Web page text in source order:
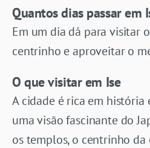
Quantos dias passar em
Em um dia dá para visitar
centrinho e aproveitar o
O que visitar em Ise
A cidade é rica em história
uma visão fascinante do
os templos, o centrinho da